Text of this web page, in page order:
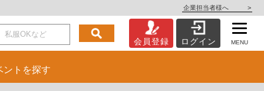
企業担当者様へ >
会員登録 ログイン MENU
ント を探す